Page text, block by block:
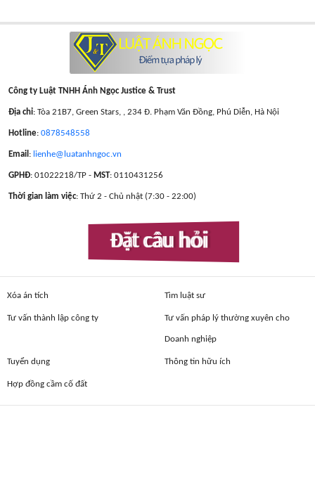
Công ty Luật TNHH Ánh Ngọc Justice & Trust
Địa chỉ: Tòa 21B7, Green Stars, , 234 Đ. Phạm Văn Đồng, Phú Diễn, Hà Nội
Hotline: 0878548558
Email : lienhe@luatanhngoc.vn
GPHĐ: 01022218/TP - MST: 0110431256
Thời gian làm việc: Thứ 2 - Chủ nhật (7:30 - 22:00)
Đặt câu hỏi
Xóa án tích Tìm luật sư
Tư vấn thành lập công ty Tư vấn pháp lý thường xuyên cho
Doanh nghiệp
Tuyển dụng Thông tin hữu ích
Hợp đồng cầm cố đất